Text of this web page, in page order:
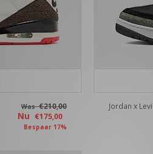
Was€210,00
Nu €175,00
Bespaar 17%
Jordan x